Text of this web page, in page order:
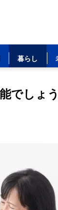
暮らし
でしょ